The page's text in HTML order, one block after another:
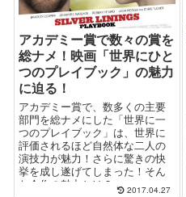
アカデミー賞で数々の賞を
総ナメ！映画「世界にひと
つのプレイブック」の魅力
に迫る！
アカデミー賞で、数多くの主要
部門を総ナメにした「世界に一
つのプレイブック」は、世界に
評価されるほど自然体な二人の
演技力が魅力！さらに驚きの快
挙を成し遂げてしまった！そん
な今作の魅力とは？
2017.04.27